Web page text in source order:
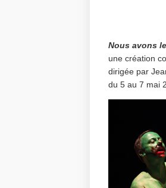
Nous avons
une création
dirigée par
du 5 au 7 mai